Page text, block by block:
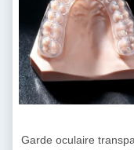
Garde oculaire